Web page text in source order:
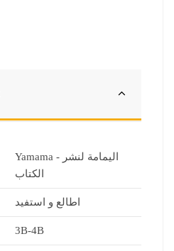
Yamama - اليمامة لنشر
الكتاب
اطالع و استفيد
3B-4B